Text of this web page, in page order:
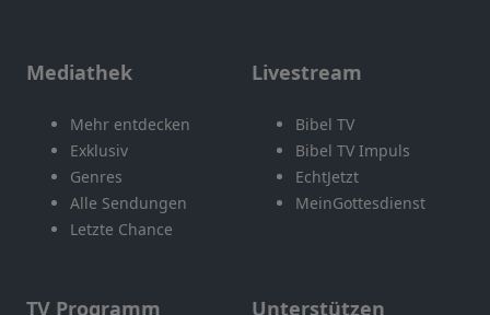
Mediathek
Mehr entdecken
Exklusiv
Genres
Alle Sendungen
Letzte Chance
Livestream
Bibel TV
Bibel TV Impuls
EchtJetzt
MeinGottesdienst
TV Programm Unterstützen